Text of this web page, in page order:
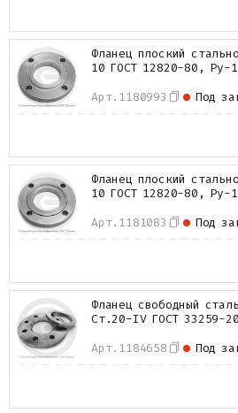
Арт. 1180993 Под
Фланец плоский
10 ГОСТ 12820-80, Ру-
Арт. 1181083 Под
Фланец плоский
10 ГОСТ 12820-80, Ру-
Арт. 1184658 Под
Фланец свободный
Ст.20-IV ГОСТ 33259-